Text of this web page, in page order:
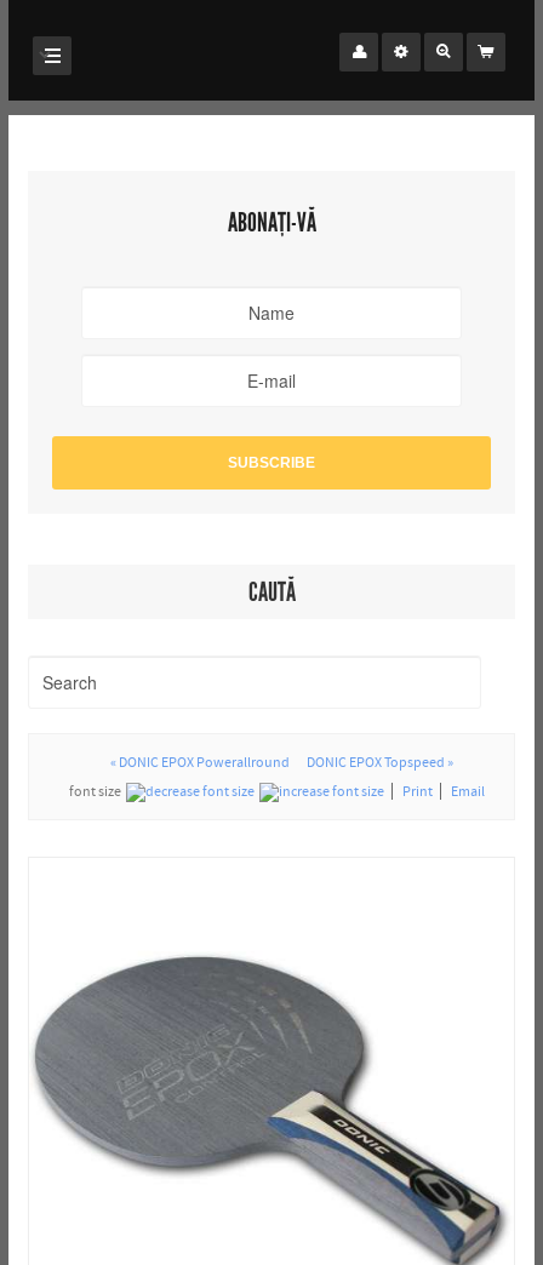
ABONAȚI-VĂ
CAUTĂ
« DONIC EPOX Powerallround
DONIC EPOX Topspeed »
font size
Print Email